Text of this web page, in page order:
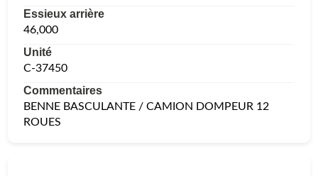
Essieux arrière
46,000
Unité
C-37450
Commentaires
BENNE BASCULANTE / CAMION DOMPEUR 12
ROUES